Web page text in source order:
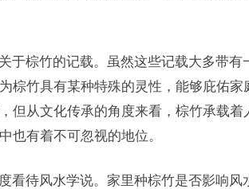
于棕竹的记载。虽然这些记载大多带有
棕竹具有某种特殊的灵性，能够庇佑
但从文化传承的角度来看，棕竹承载
也有着不可忽视的地位。
看待风水学说。家里种棕竹是否影响风